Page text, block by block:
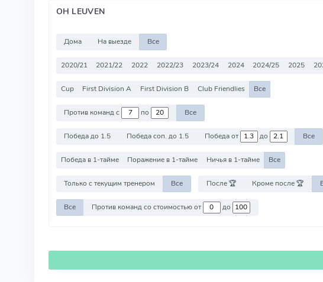
OH LEUVEN
Дома На выезде Все
2020/21 2021/22 2022 2022/23 2023/24 2024 2024/25 2025
Cup First Division A First Division B Club Friendlies Все
Против команд с по Все
Победа до 1.5 Победа соп. до 1.5 Победа от до Все
Победа в 1-тайме Поражение в 1-тайме Ничья в 1-тайме Все
Только с текущим тренером Все После 🏆 Кроме после 🏆
Все Против команд со стоимостью от до